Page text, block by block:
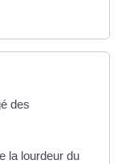
des
la lourdeur du